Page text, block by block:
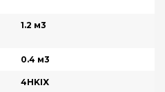
1.2 м3
0.4 м3
4HKIX